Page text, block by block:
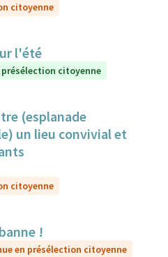
citoyenne
l'été
présélection citoyenne
(esplanade
un lieu convivial et
citoyenne
!
en présélection citoyenne